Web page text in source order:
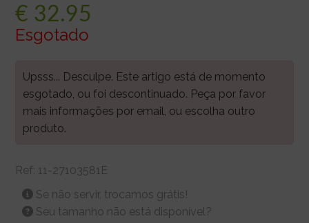
€ 32.95
Esgotado
Upsss... Desculpe. Este artigo está de momento
esgotado, ou foi descontinuado. Peça por favor
mais informações por email, ou escolha outro
produto.
Ref: 11-27103581E
Se não servir, trocamos grátis!
Seu tamanho não está disponível?